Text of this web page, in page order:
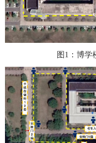
图 1 ：博